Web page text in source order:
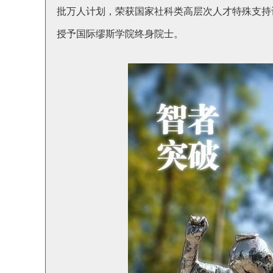
批万人计划，荣获国家社科类高层次人才特殊支
授予国际缪斯学院终身院士。